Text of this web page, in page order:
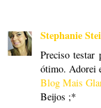
Stephanie
Preciso testar
ótimo. Adorei
Blog Mais
Beijos ;*